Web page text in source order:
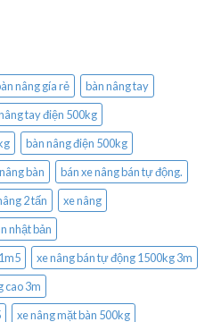
nâng gía rẻ
bàn nâng tay
tay điện 500kg
bàn nâng điện 500kg
bàn
bán xe nâng bán tự động.
2 tấn
xe nâng
nhật bản
xe nâng bán tự động 1500kg 3m
cao 3m
xe nâng mặt bàn 500kg